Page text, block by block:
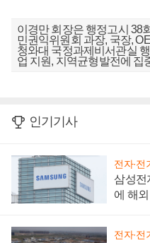
이경만 회장은 행정고시 38
민권익위원회 과장, 국장,
청와대 국정과제비서관실
업 지원, 지역균형발전에 집
인기기사
전자·전
삼성전
에 해
전자·전